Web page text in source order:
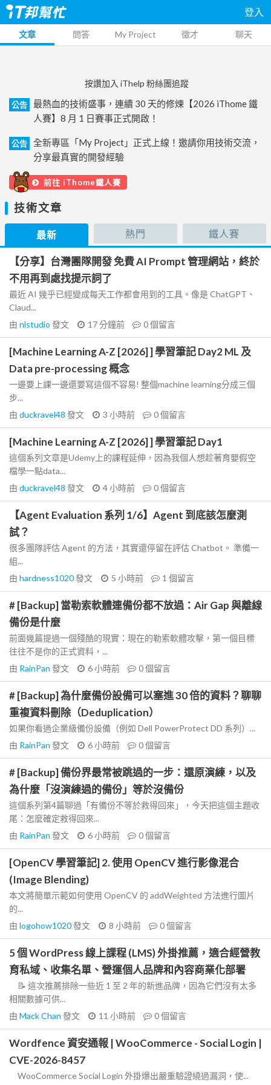
登入
文章 問答 My Project 徵才 聊天
按讚加入 iThelp 粉絲團追蹤
公告
最熱血的技術盛事，連續 30 天的修煉【2026 iThome 鐵
人賽】8 月 1 日賽事正式開啟！
公告
全新專區「My Project」正式上線！邀請你用技術交流，
分享最真實的開發經驗
前往 iThome鐵人賽
技術文章
最新 熱門 鐵人賽
【分享】台灣團隊開發 免費 AI Prompt 管理網站，終於
不用再到處找提示詞了
最近 AI 幾乎已經變成每天工作都會用到的工具。像是 ChatGPT、
Claud...
由 nlstudio 發文 17 分鐘前 0個留言
[Machine Learning A-Z [2026] ] 學習筆記 Day2 ML 及
Data pre-processing 概念
一邊要上課一邊還要寫這個不容易! 整個machine learning分成三個
步...
由 duckravel48 發文 3 小時前 0個留言
[Machine Learning A-Z [2026] ] 學習筆記 Day1
這個系列文章是Udemy上的課程延伸，因為我個人想趁著育嬰假空
檔學一點data...
由 duckravel48 發文 4 小時前 0個留言
【Agent Evaluation 系列 1/6】Agent 到底該怎麼測
試？
很多團隊評估 Agent 的方法，其實還停留在評估 Chatbot。 準備一
組...
由 hardness1020發文 5 小時前 1 個留言
# [Backup] 當勒索軟體連備份都不放過：Air Gap 與離線
備份是什麼
前面幾篇提過一個殘酷的現實：現在的勒索軟體攻擊，第一個目標
往往不是你的正式資料，...
由 RainPan 發文 6 小時前 0個留言
# [Backup] 為什麼備份設備可以塞進 30 倍的資料？聊聊
重複資料刪除（Deduplication）
如果你看過企業級備份設備（例如 Dell PowerProtect DD 系列）...
由 RainPan 發文 6 小時前 0個留言
# [Backup] 備份界最常被跳過的一步：還原演練，以及
為什麼「沒演練過的備份」等於沒備份
這個系列第4篇聊過「有備份不等於救得回來」，今天把這個主題收
尾：怎麼確定救得回來...
由 RainPan 發文 6 小時前 0個留言
[OpenCV 學習筆記] 2. 使用 OpenCV 進行影像混合
(Image Blending)
本文將簡單示範如何使用 OpenCV 的 addWeighted 方法進行圖片
的...
由 logohow1020發文 8 小時前 0個留言
5 個 WordPress 線上課程 (LMS) 外掛推薦，適合經營教
育私域、收集名單、營運個人品牌和內容商業化部署
📝 這次推薦排除一些近 1 至 2 年的新進品牌，因為它們沒有太多
相關數據可供...
由 Mack Chan 發文 11 小時前 0個留言
Wordfence 資安通報 | WooCommerce - Social Login |
CVE-2026-8457
WooCommerce Social Login 外掛爆出嚴重驗證繞過漏洞，使...